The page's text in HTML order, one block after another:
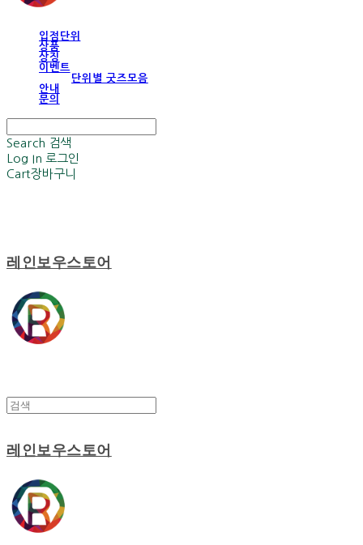
입점단위
상품
상징
이벤트
단위별 굿즈모음
안내
문의
Search 검색
Log In 로그인
Cart장바구니
레인보우스토어
레인보우스토어